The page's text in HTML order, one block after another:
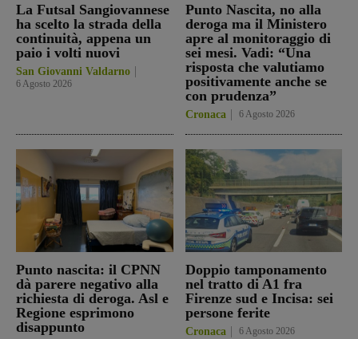
La Futsal Sangiovannese
ha scelto la strada della
continuità, appena un
paio i volti nuovi
San Giovanni Valdarno
6 Agosto 2026
Punto Nascita, no alla
deroga ma il Ministero
apre al monitoraggio di
sei mesi. Vadi: “Una
risposta che valutiamo
positivamente anche se
con prudenza”
Cronaca 6 Agosto 2026
Punto nascita: il CPNN
dà parere negativo alla
richiesta di deroga. Asl e
Regione esprimono
disappunto
Doppio tamponamento
nel tratto di A1 fra
Firenze sud e Incisa: sei
persone ferite
Cronaca 6 Agosto 2026